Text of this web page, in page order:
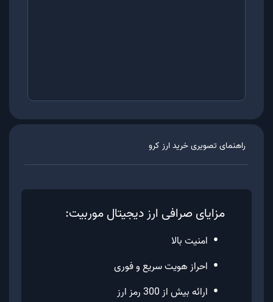
راهنمای تصویری خرید ارز کرو
مزایای صرافی ارز دیجیتال موربیت:
• امنیت بالا
• احراز هویت سریع و فوری
• ارائه بیش از 300 رمز ارز